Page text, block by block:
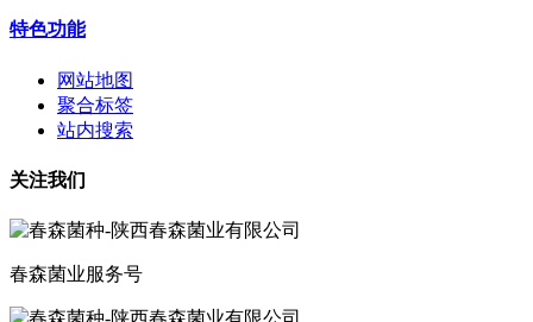
特色功能
网站地图
聚合标签
站内搜索
关注我们
春森菌业服务号